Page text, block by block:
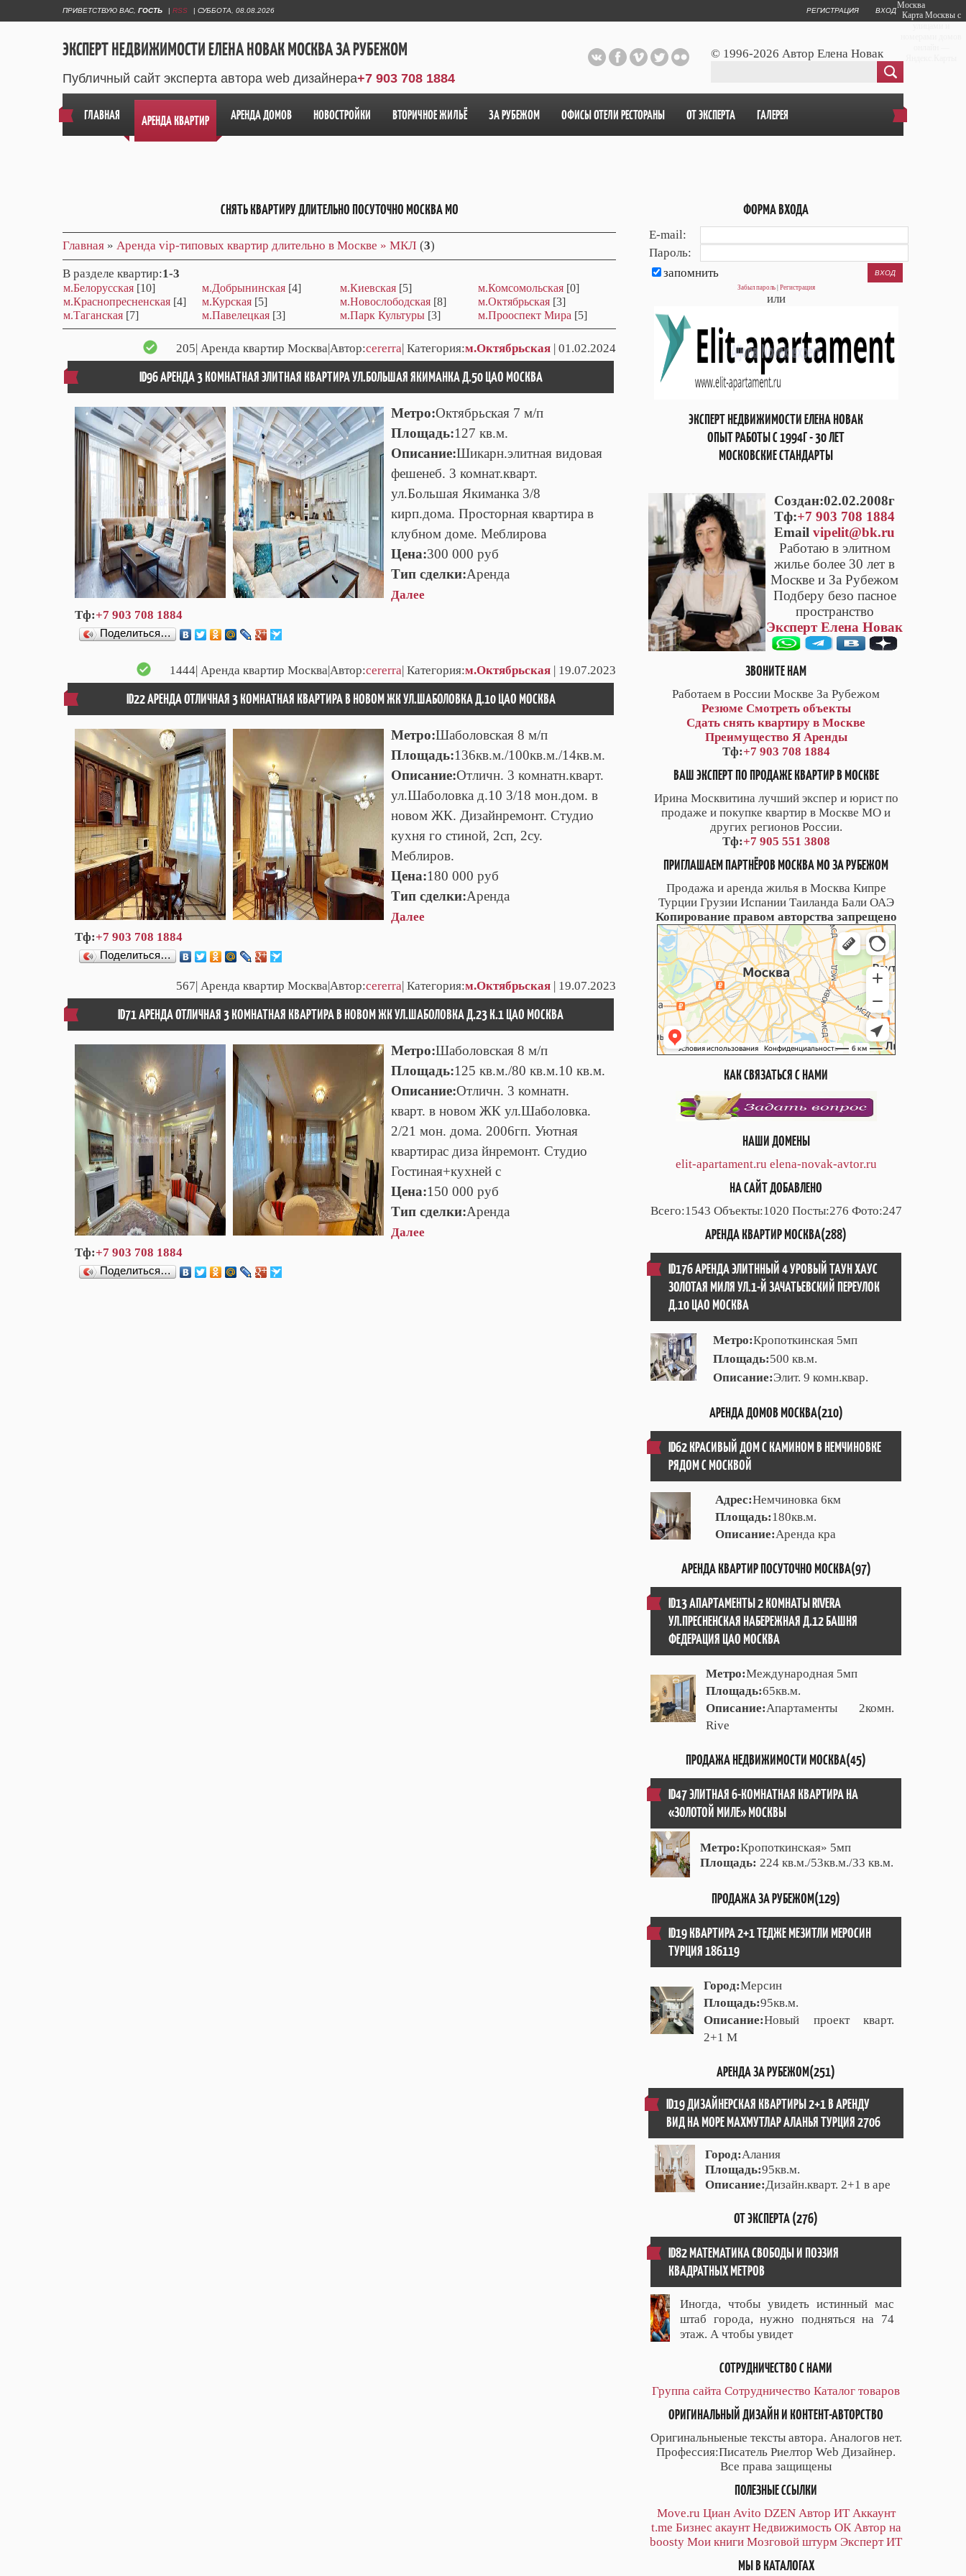
ПРИВЕТСТВУЮ ВАС ГОСТЬ | RSS | СУББОТА, 08.08.2026 РЕГИСТРАЦИЯ ВХОД
ЭКСПЕРТ НЕДВИЖИМОСТИ ЕЛЕНА НОВАК МОСКВА ЗА РУБЕЖОМ
Публичный сайт эксперта автора web дизайнера+7 903 708 1884
© 1996-2026 Автор Елена Новак
ГЛАВНАЯ АРЕНДА КВАРТИР АРЕНДА ДОМОВ НОВОСТРОЙКИ ВТОРИЧНОЕ ЖИЛЬЁ ЗА РУБЕЖОМ ОФИСЫ ОТЕЛИ РЕСТОРАНЫ ОТ ЭКСПЕРТА ГАЛЕРЕЯ
СНЯТЬ КВАРТИРУ ДЛИТЕЛЬНО ПОСУТОЧНО МОСКВА МО
Главная » Аренда vip-типовых квартир длительно в Москве » МКЛ (3)
В разделе квартир:1-3
м.Белорусская [10] м.Добрынинская [4] м.Киевская [5] м.Комсомольская [0]
м.Краснопресненская [4] м.Курская [5] м.Новослободская [8] м.Октябрьская [3]
м.Таганская [7] м.Павелецкая [3] м.Парк Культуры [3] м.Прооспект Мира [5]
205| Аренда квартир Москва|Автор:cererra| Категория:м.Октябрьская | 01.02.2024
ID96 АРЕНДА 3 КОМНАТНАЯ ЭЛИТНАЯ КВАРТИРА УЛ.БОЛЬШАЯ ЯКИМАНКА Д.50 ЦАО МОСКВА
Метро:Октябрьская 7 м/п
Площадь:127 кв.м.
Описание:Шикарн.элитная видовая
фешенеб. 3 комнат.кварт.
ул.Большая Якиманка 3/8
кирп.дома. Просторная квартира в
клубном доме. Меблирова
Цена:300 000 руб
Тип сделки:Аренда
Далее
Тф:+7 903 708 1884
Поделиться…
1444| Аренда квартир Москва|Автор:cererra| Категория:м.Октябрьская | 19.07.2023
ID22 АРЕНДА ОТЛИЧНАЯ 3 КОМНАТНАЯ КВАРТИРА В НОВОМ ЖК УЛ.ШАБОЛОВКА Д.10 ЦАО МОСКВА
Метро:Шаболовская 8 м/п
Площадь:136кв.м./100кв.м./14кв.м.
Описание:Отличн. 3 комнатн.кварт.
ул.Шаболовка д.10 3/18 мон.дом. в
новом ЖК. Дизайнремонт. Студио
кухня го стиной, 2сп, 2су.
Меблиров.
Цена:180 000 руб
Тип сделки:Аренда
Далее
Тф:+7 903 708 1884
Поделиться…
567| Аренда квартир Москва|Автор:cererra| Категория:м.Октябрьская | 19.07.2023
ID71 АРЕНДА ОТЛИЧНАЯ 3 КОМНАТНАЯ КВАРТИРА В НОВОМ ЖК УЛ.ШАБОЛОВКА Д.23 К.1 ЦАО МОСКВА
Метро:Шаболовская 8 м/п
Площадь:125 кв.м./80 кв.м.10 кв.м.
Описание:Отличн. 3 комнатн.
кварт. в новом ЖК ул.Шаболовка.
2/21 мон. дома. 2006гп. Уютная
квартирас диза йнремонт. Студио
Гостиная+кухней с
Цена:150 000 руб
Тип сделки:Аренда
Далее
Тф:+7 903 708 1884
Поделиться…
ФОРМА ВХОДА
E-mail:
Пароль:
запомнить
Забыл пароль| Регистрация
или
ЭКСПЕРТ НЕДВИЖИМОСТИ ЕЛЕНА НОВАК
ОПЫТ РАБОТЫ С 1994Г - 30 ЛЕТ
МОСКОВСКИЕ СТАНДАРТЫ
Cоздан:02.02.2008г
Тф:+7 903 708 1884
Emailvipelit@bk.ru
Работаю в элитном
жилье более 30 лет в
Москве и За Рубежом
Подберу безо пасное
пространство
Эксперт Елена Новак
ЗВОНИТЕ НАМ
Работаем в России Москве За Рубежом
Резюме Смотреть объекты
Сдать снять квартиру в Москве
Преимущество Я Аренды
Тф:+7 903 708 1884
ВАШ ЭКСПЕРТ ПО ПРОДАЖЕ КВАРТИР В МОСКВЕ
Ирина Москвитина лучший экспер и юрист по
продаже и покупке квартир в Москве МО и
других регионов России.
Тф:+7 905 551 3808
ПРИГЛАШАЕМ ПАРТНЁРОВ МОСКВА МО ЗА РУБЕЖОМ
Продажа и аренда жилья в Москва Кипре
Турции Грузии Испании Таиланда Бали ОАЭ
Копирование правом авторства запрещено
Москва
Карта Москвы с
КАК СВЯЗАТЬСЯ С НАМИ
НАШИ ДОМЕНЫ
elit-apartament.ru elena-novak-avtor.ru
НА САЙТ ДОБАВЛЕНО
Всего:1543 Объекты:1020 Посты:276 Фото:247
АРЕНДА КВАРТИР МОСКВА(288)
ID176 АРЕНДА ЭЛИТННЫЙ 4 УРОВЫЙ ТАУН ХАУС
ЗОЛОТАЯ МИЛЯ УЛ.1-Й ЗАЧАТЬЕВСКИЙ ПЕРЕУЛОК
Д.10 ЦАО МОСКВА
Метро:Кропоткинская 5мп
Площадь:500 кв.м.
Описание:Элит. 9 комн.квар.
АРЕНДА ДОМОВ МОСКВА(210)
ID62 КРАСИВЫЙ ДОМ С КАМИНОМ В НЕМЧИНОВКЕ
РЯДОМ С МОСКВОЙ
Адрес:Немчиновка 6км
Площадь:180кв.м.
Описание:Аренда кра
АРЕНДА КВАРТИР ПОСУТОЧНО МОСКВА(97)
ID13 АПАРТАМЕНТЫ 2 КОМНАТЫ RIVERA
УЛ.ПРЕСНЕНСКАЯ НАБЕРЕЖНАЯ Д.12 БАШНЯ
ФЕДЕРАЦИЯ ЦАО МОСКВА
Метро:Международная 5мп
Площадь:65кв.м.
Описание:Апартаменты 2комн.
Rive
ПРОДАЖА НЕДВИЖИМОСТИ МОСКВА(45)
ID47 ЭЛИТНАЯ 6-КОМНАТНАЯ КВАРТИРА НА
«ЗОЛОТОЙ МИЛЕ» МОСКВЫ
Метро:Кропоткинская» 5мп
Площадь: 224 кв.м./53кв.м./33 кв.м.
ПРОДАЖА ЗА РУБЕЖОМ(129)
ID19 КВАРТИРА 2+1 ТЕДЖЕ МЕЗИТЛИ МЕРОСИН
ТУРЦИЯ 186119
Город:Мерсин
Площадь:95кв.м.
Описание:Новый проект кварт.
2+1 М
АРЕНДА ЗА РУБЕЖОМ(251)
ID19 ДИЗАЙНЕРСКАЯ КВАРТИРЫ 2+1 В АРЕНДУ
ВИД НА МОРЕ МАХМУТЛАР АЛАНЬЯ ТУРЦИЯ 2706
Город:Алания
Площадь:95кв.м.
Описание:Дизайн.кварт. 2+1 в аре
ОТ ЭКСПЕРТА (276)
ID82 МАТЕМАТИКА СВОБОДЫ И ПОЭЗИЯ
КВАДРАТНЫХ МЕТРОВ
Иногда, чтобы увидеть истинный мас
штаб города, нужно подняться на 74
этаж. А чтобы увидет
СОТРУДНИЧЕСТВО С НАМИ
Группа сайта Сотрудничество Каталог товаров
ОРИГИНАЛЬНЫЙ ДИЗАЙН И КОНТЕНТ-АВТОРСТВО
Оригинальныеные тексты автора. Аналогов нет.
Профессия:Писатель Риелтор Web Дизайнер.
Все права защищены
ПОЛЕЗНЫЕ ССЫЛКИ
Move.ru Циан Avito DZEN Автор ИТ Аккаунт
t.me Бизнес акаунт Недвижимость ОК Автор на
boosty Мои книги Мозговой штурм Эксперт ИТ
МЫ В КАТАЛОГАХ